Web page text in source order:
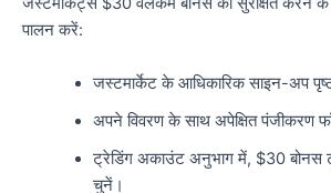
पालन करें:
जस्टमार्केट के आधिकारिक साइन-अप
अपने विवरण के साथ अपेक्षित पंजीकरण
ट्रेडिंग अकाउंट अनुभाग में, $30 बोनस
चुनें।